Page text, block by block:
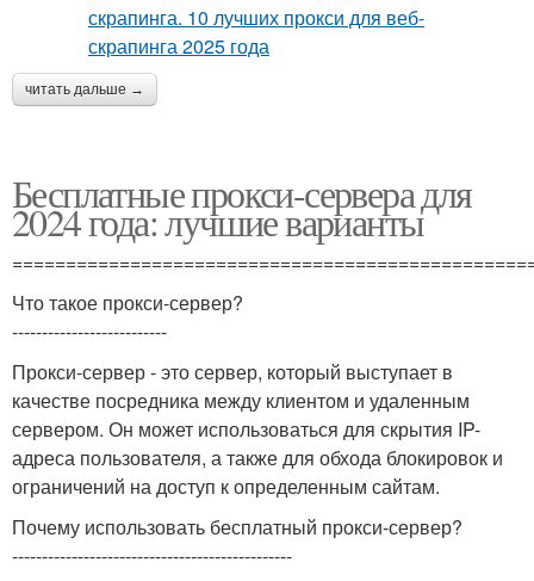
читать дальше →
Бесплатные прокси-сервера для
2024 года: лучшие варианты
Что такое прокси-сервер?
--------------------------
Прокси-сервер - это сервер, который выступает в
качестве посредника между клиентом и удаленным
сервером. Он может использоваться для скрытия IP-
адреса пользователя, а также для обхода блокировок и
ограничений на доступ к определенным сайтам.
Почему использовать бесплатный прокси-сервер?
-----------------------------------------------